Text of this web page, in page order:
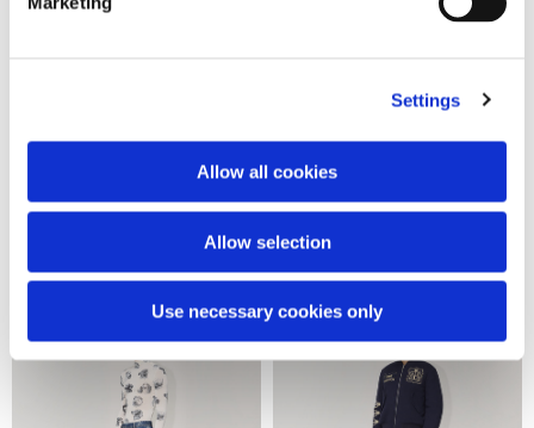
Settings
Allow all cookies
Allow selection
Use necessary cookies only
Over denim pants
Denim wide leg